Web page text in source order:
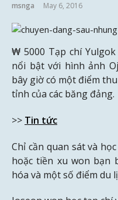
msnga May 6, 2016
₩ 5000 Tạp chí
nổi bật với hình ảnh
bây giờ có một điểm
tỉnh của các băng đảng.
>> Tin tức
Chỉ cần quan sát và
hoặc tiền xu won bạn
hóa và một số điểm du